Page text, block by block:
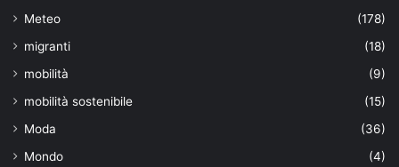
Meteo
(178)
migranti
(18)
mobilità
(9)
mobilità sostenibile
(15)
Moda
(36)
Mondo
(4)